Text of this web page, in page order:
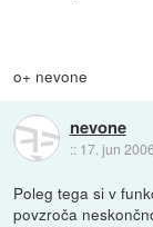
o+ nevone
nevone
:: 17. jun
Poleg tega si v
povzroča